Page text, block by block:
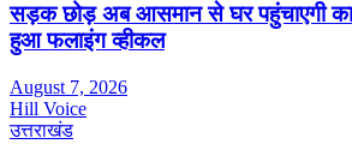
सड़क छोड़ अब आसमान से घर पहुंचाएगी
हुआ फलाइंग व्हीकल
August 7, 2026
Hill Voice
उत्तराखंड